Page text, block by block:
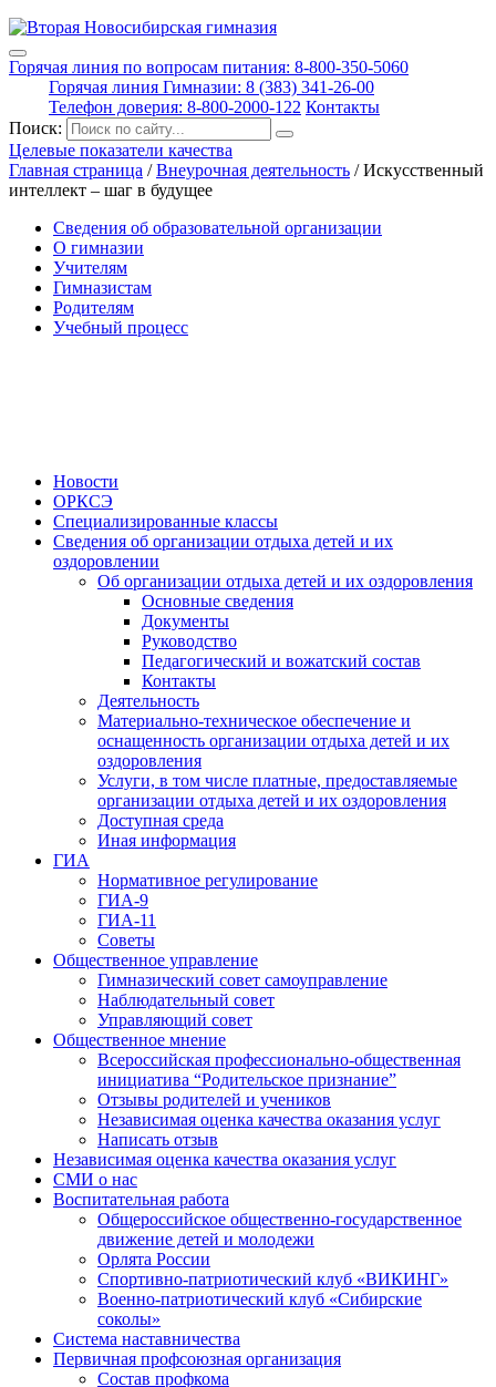
Горячая линия по вопросам питания: 8-800-350-5060
Горячая линия Гимназии: 8 (383) 341-26-00
Телефон доверия: 8-800-2000-122 Контакты
Поиск:
Целевые показатели качества
Главная страница /Внеурочная деятельность /Искусственный
интеллект – шаг в будущее
Сведения об образовательной организации
О гимназии
Учителям
Гимназистам
Родителям
Учебный процесс
Новости
ОРКСЭ
Специализированные классы
Сведения об организации отдыха детей и их
оздоровлении
Об организации отдыха детей и их оздоровления
Основные сведения
Документы
Руководство
Педагогический и вожатский состав
Контакты
Деятельность
Материально-техническое обеспечение и
оснащенность организации отдыха детей и их
оздоровления
Услуги, в том числе платные, предоставляемые
организации отдыха детей и их оздоровления
Доступная среда
Иная информация
ГИА
Нормативное регулирование
ГИА-9
ГИА-11
Советы
Общественное управление
Гимназический совет самоуправление
Наблюдательный совет
Управляющий совет
Общественное мнение
Всероссийская профессионально-общественная
инициатива “Родительское признание”
Отзывы родителей и учеников
Независимая оценка качества оказания услуг
Написать отзыв
Независимая оценка качества оказания услуг
СМИ о нас
Воспитательная работа
Общероссийское общественно-государственное
движение детей и молодежи
Орлята России
Спортивно-патриотический клуб «ВИКИНГ»
Военно-патриотический клуб «Сибирские
соколы»
Система наставничества
Первичная профсоюзная организация
Состав профкома